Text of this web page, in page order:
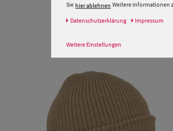
Sie hier ablehnen Weitere Informationen
Daten­schutz­erklärung Impressum
Weitere Einstellungen